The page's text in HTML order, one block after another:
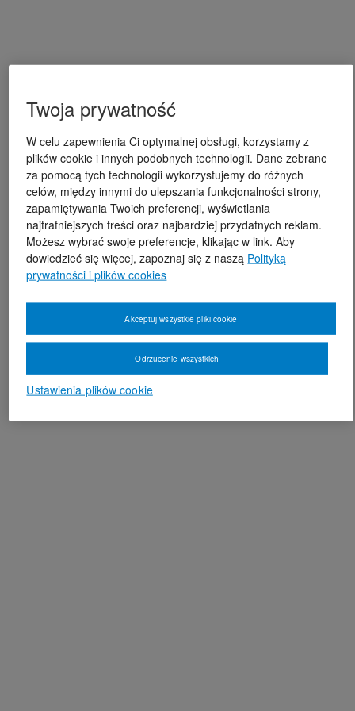
Twoja prywatność
W celu zapewnienia Ci optymalnej obsługi, korzystamy z
plików cookie i innych podobnych technologii. Dane zebrane
za pomocą tych technologii wykorzystujemy do różnych
celów, między innymi do ulepszania funkcjonalności strony,
zapamiętywania Twoich preferencji, wyświetlania
najtrafniejszych treści oraz najbardziej przydatnych reklam.
Możesz wybrać swoje preferencje, klikając w link. Aby
dowiedzieć się więcej, zapoznaj się z naszą Polityką
prywatności i plików cookies
Ustawienia plików cookie
Odrzucenie wszystkich
Akceptuj wszystkie pliki cookie